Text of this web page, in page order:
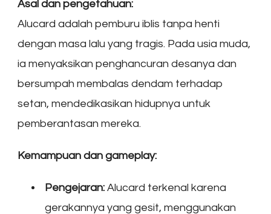
Asal dan pengetahuan:
Alucard adalah pemburu iblis tanpa henti
dengan masa lalu yang tragis. Pada usia muda,
ia menyaksikan penghancuran desanya dan
bersumpah membalas dendam terhadap
setan, mendedikasikan hidupnya untuk
pemberantasan mereka.
Kemampuan dan gameplay:
Pengejaran: Alucard terkenal karena
gerakannya yang gesit, menggunakan